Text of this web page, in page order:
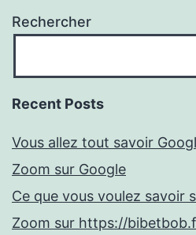
Rechercher
Recent Posts
Vous allez tout savoir
Zoom sur Google
Ce que vous voulez savoir
Zoom sur https://